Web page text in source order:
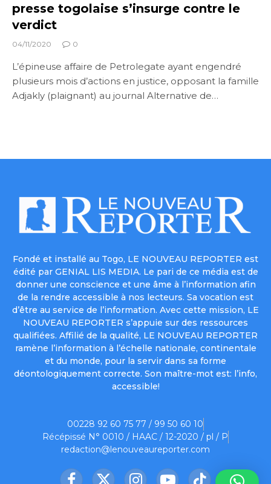
presse togolaise s’insurge contre le
verdict
04/11/2020 0
L’épineuse affaire de Petrolegate ayant engendré
plusieurs mois d’actions en justice, opposant la famille
Adjakly (plaignant) au journal Alternative de…
Fondé et installé au Togo, LE NOUVEAU REPORTER est
édité par GENIAL LIS MEDIA. Le pari de ce média est de
donner une conscience et une âme à l’information afin
de la rendre accessible à nos lecteurs. Sa vocation est
d’être au service de l’information. Avec cette mission, LE
NOUVEAU REPORTER s’appuie sur des ressources
qualifiées. Affilié de la qualité, LE NOUVEAU REPORTER
ramène l’information à l’échelle nationale, continentale
et du monde, pour la servir dans sa forme
déontologiquement correcte. Son maître-mot est: l’info,
accessible!
00228 92 60 75 77 / 99 50 60 10
Récépissé N° 0010 / HAAC / 12-2020 / pl / P
redaction@lenouveaureporter.com